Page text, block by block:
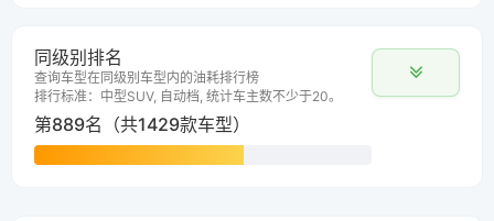
同级别排名
查询车型在同级别车型内的油耗排行榜
排行标准：中型SUV, 自动档, 统计车主数不少于20。
第889名（共1429款车型）